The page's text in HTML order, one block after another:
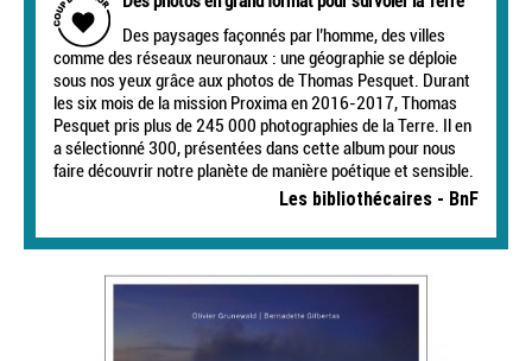
Des paysages façonnés par l’homme, des villes
comme des réseaux neuronaux : une géographie se déploie
sous nos yeux grâce aux photos de Thomas Pesquet. Durant
les six mois de la mission Proxima en 2016-2017, Thomas
Pesquet pris plus de 245 000 photographies de la Terre. Il en
a sélectionné 300, présentées dans cette album pour nous
faire découvrir notre planète de manière poétique et sensible.
Les bibliothécaires - BnF